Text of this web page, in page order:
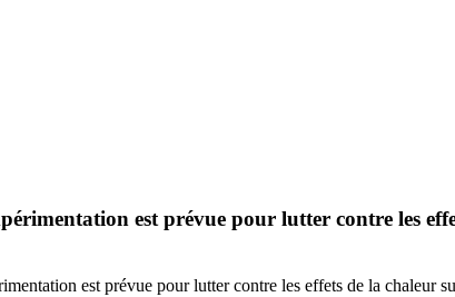
est prévue pour lutter contre les
est prévue pour lutter contre les effets de la chaleur